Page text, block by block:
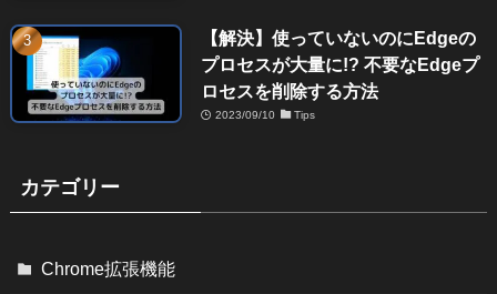
【解決】使っていないのにEdgeの
プロセスが大量に!? 不要なEdgeプ
ロセスを削除する方法
2023/09/10 Tips
カテゴリー
Chrome拡張機能